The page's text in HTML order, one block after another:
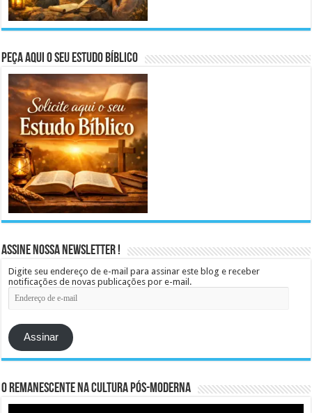
Peça aqui o seu Estudo Bíblico
Assine Nossa Newsletter !
Digite seu endereço de e-mail para assinar este blog e receber
notificações de novas publicações por e-mail.
Endereço
de
e-
mail
Assinar
O remanescente na cultura pós-moderna